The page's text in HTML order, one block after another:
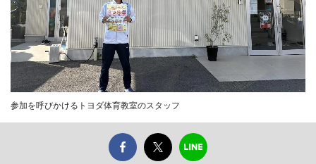
参加を呼びかけるトヨダ体育教室のスタッフ